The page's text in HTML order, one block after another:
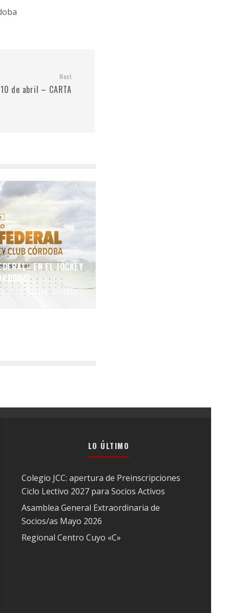
Next
de abril – CARTA
EN EL JOCKEY
10/01/2024 11697
LO ÚLTIMO
Colegio JCC: apertura de Preinscripciones
Ciclo Lectivo 2027 para Socios Activos
Asamblea General Extraordinaria de
Socios/as Mayo 2026
Regional Centro Cuyo «C»